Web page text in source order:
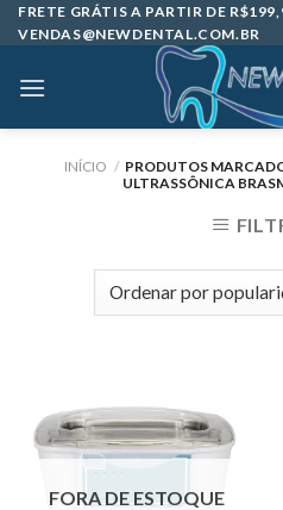
Skip
to
FRETE GRÁTIS A PARTIR DE
VENDAS@NEWDENTAL.COM.BR
INÍCIO / PRODUTOS
ULTRASSÔNICA
FORA DE ESTOQUE